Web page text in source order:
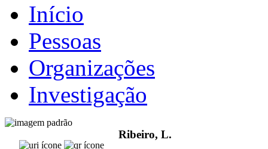
Início
Pessoas
Organizações
Investigação
Ribeiro, L.